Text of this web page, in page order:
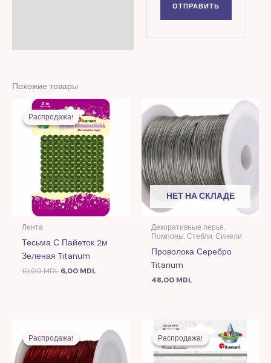
Похожие товары
Распродажа!
Распродажа!
Лента
Тесьма С Пайеток 2м
Зеленая Titanum
10,00MDL
Первоначальная
цена
составляла
10,00 MDL.
6,00 MDL
Текущая
цена:
6,00 MDL.
НЕТ НА СКЛАДЕ
Декоративные перья,
Помпоны, Стебли, Синели
Проволока Серебро
Titanum
48,00 MDL
Распродажа!
Распродажа!
составляла
48,00 MDL.
цена:
20,00 MDL.
Распродажа!
Распродажа!
Первоначальная
составляла
36,00 MDL.
Текущая
цена:
14,00 MDL.